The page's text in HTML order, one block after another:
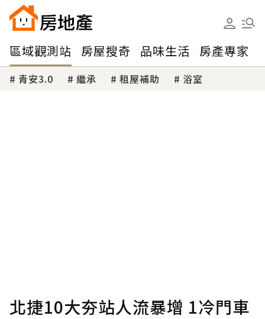
區域觀測站 房屋搜奇 品味生活 房產專家
青安3.0 繼承 租屋補助 浴室
北捷10大夯站人流暴增 1冷門車